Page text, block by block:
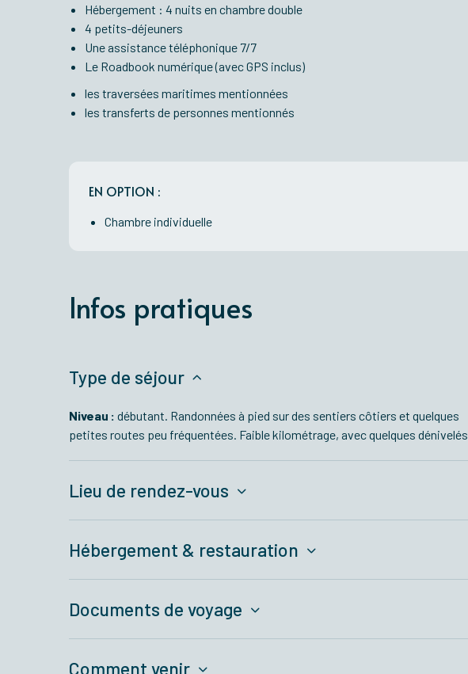
Hébergement : 4 nuits en chambre double
4 petits-déjeuners
Une assistance téléphonique 7/7
Le Roadbook numérique (avec GPS inclus)
les traversées maritimes mentionnées
les transferts de personnes mentionnés
EN OPTION :
Chambre individuelle
Infos pratiques
Type de séjour
Niveau : débutant Randonnées à pied sur des sentiers côtiers et quelques
petites routes peu fréquentées. Faible kilométrage, avec quelques dénivelés.
Lieu de rendez-vous
Hébergement & restauration
Documents de voyage
Comment venir